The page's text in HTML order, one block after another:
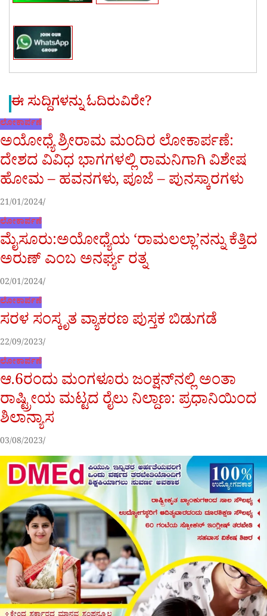
ಈ ಸುದ್ದಿಗಳನ್ನು ಓದಿರುವಿರೇ?
ಲೋಕಾರ್ಪಣೆ
ಅಯೋಧ್ಯೆ ಶ್ರೀರಾಮ ಮಂದಿರ ಲೋಕಾರ್ಪಣೆ:
ದೇಶದ ವಿವಿಧ ಭಾಗಗಳಲ್ಲಿ ರಾಮನಿಗಾಗಿ ವಿಶೇಷ
ಹೋಮ – ಹವನಗಳು, ಪೂಜೆ – ಪುನಸ್ಕಾರಗಳು
21/01/2024
ಲೋಕಾರ್ಪಣೆ
ಮೈಸೂರು:ಅಯೋಧ್ಯೆಯ ‘ರಾಮಲಲ್ಲಾ’ನನ್ನು ಕೆತ್ತಿದ
ಅರುಣ್ ಎಂಬ ಅನರ್ಘ್ಯ ರತ್ನ
02/01/2024
ಲೋಕಾರ್ಪಣೆ
ಸರಳ ಸಂಸ್ಕೃತ ವ್ಯಾಕರಣ ಪುಸ್ತಕ ಬಿಡುಗಡೆ
22/09/2023
ಲೋಕಾರ್ಪಣೆ
ಆ.6ರಂದು ಮಂಗಳೂರು ಜಂಕ್ಷನ್‌ನಲ್ಲಿ ಅಂತಾ
ರಾಷ್ಟ್ರೀಯ ಮಟ್ಟದ ರೈಲು ನಿಲ್ದಾಣ: ಪ್ರಧಾನಿಯಿಂದ
ಶಿಲಾನ್ಯಾಸ
03/08/2023